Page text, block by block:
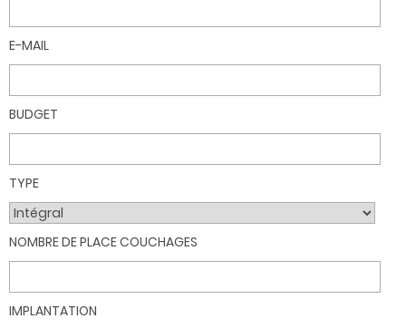
E-MAIL
BUDGET
TYPE
NOMBRE DE PLACE COUCHAGES
IMPLANTATION